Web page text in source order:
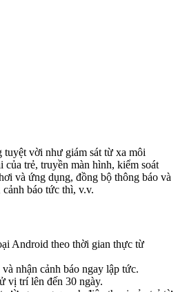
vời như giám sát từ xa môi
trẻ, truyền màn hình, kiểm soát
và ứng dụng, đồng bộ thông báo và
báo tức thì, v.v.
Android theo thời gian thực từ
nhận cảnh báo ngay lập tức.
vị trí lên đến 30 ngày.